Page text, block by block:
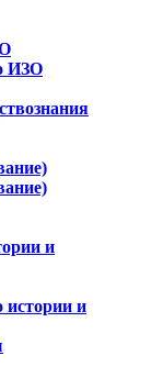
ИЗО
и
истории и